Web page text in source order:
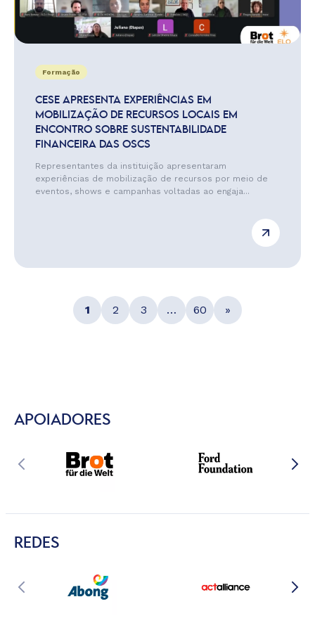
Formação
CESE APRESENTA EXPERIÊNCIAS EM
MOBILIZAÇÃO DE RECURSOS LOCAIS EM
ENCONTRO SOBRE SUSTENTABILIDADE
FINANCEIRA DAS OSCS
Representantes da instituição apresentaram
experiências de mobilização de recursos por meio de
eventos, shows e campanhas voltadas ao engaja...
1 2 3 … 60 »
APOIADORES
REDES